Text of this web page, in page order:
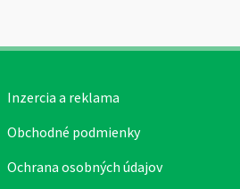
Inzercia a reklama
Obchodné podmienky
Ochrana osobných údajov